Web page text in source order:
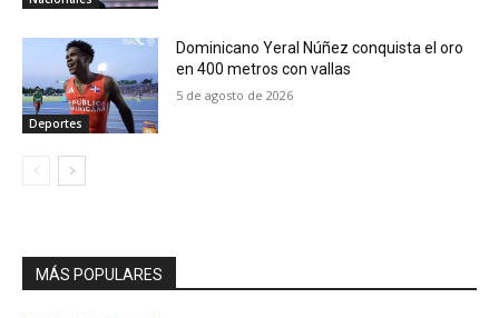
Deportes
Dominicano Yeral Núñez conquista el oro
en 400 metros con vallas
5 de agosto de 2026
MÁS POPULARES